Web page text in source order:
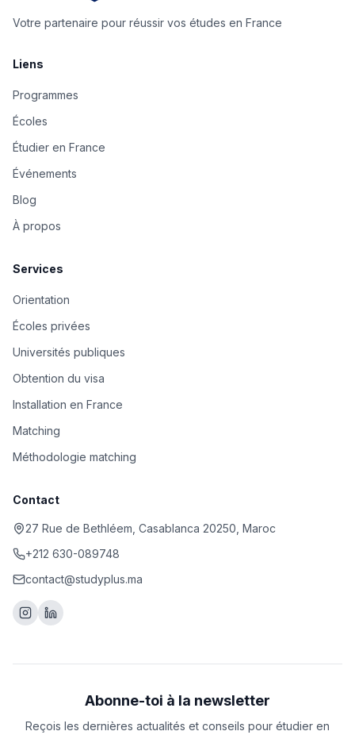
Votre partenaire pour réussir vos études en France
Liens
Programmes
Écoles
Étudier en France
Événements
Blog
À propos
Services
Orientation
Écoles privées
Universités publiques
Obtention du visa
Installation en France
Matching
Méthodologie matching
Contact
27 Rue de Bethléem, Casablanca 20250, Maroc
+212 630-089748
contact@studyplus.ma
Abonne-toi à la newsletter
Reçois les dernières actualités et conseils pour étudier en